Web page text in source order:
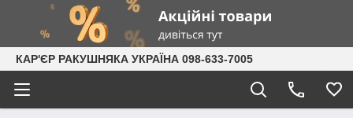
КАР'ЄР РАКУШНЯКА УКРАЇНА 098-633-7005